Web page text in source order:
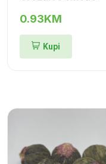
0.93KM
Kupi